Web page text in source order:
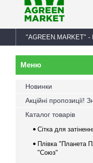
"AGREEN.MARKET"
Новинки
Акційні пропозиції!
Каталог товарів
Сітка для
Плівка "Планета
"Союз"